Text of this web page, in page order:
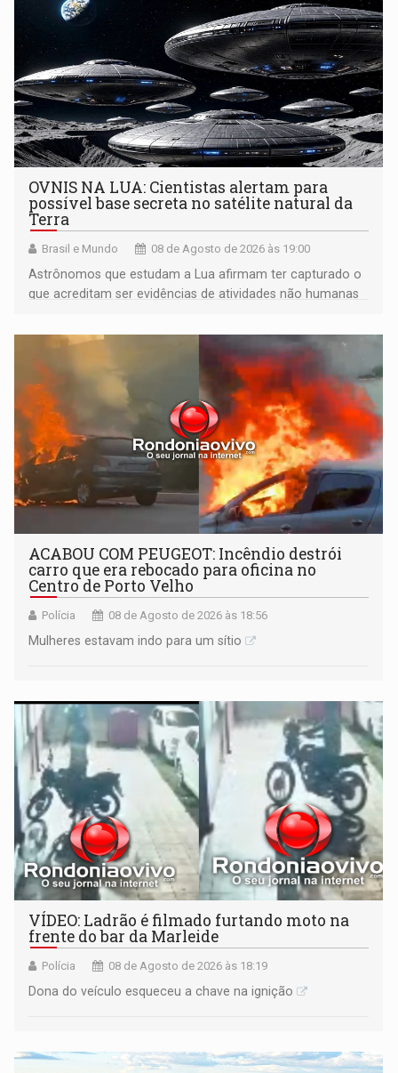
OVNIS NA LUA: Cientistas alertam para
possível base secreta no satélite natural da
Terra
Brasil e Mundo 08 de Agosto de 2026 às 19:00
Astrônomos que estudam a Lua afirmam ter capturado o
que acreditam ser evidências de atividades não humanas
órbita
ACABOU COM PEUGEOT: Incêndio destrói
carro que era rebocado para oficina no
Centro de Porto Velho
Polícia 08 de Agosto de 2026 às 18:56
Mulheres estavam indo para um sítio
VÍDEO: Ladrão é filmado furtando moto na
frente do bar da Marleide
Polícia 08 de Agosto de 2026 às 18:19
Dona do veículo esqueceu a chave na ignição